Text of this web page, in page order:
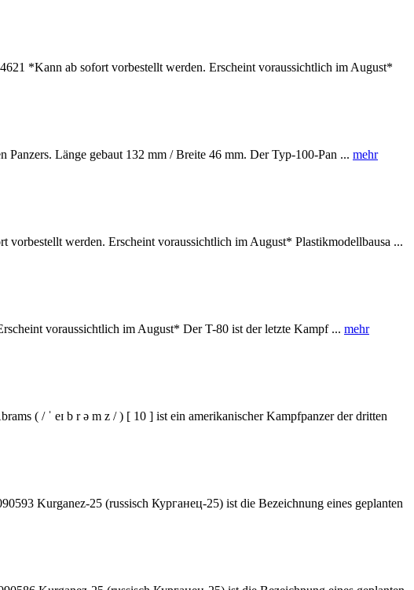
*Kann ab sofort vorbestellt werden. Erscheint voraussichtlich im August*
Länge gebaut 132 mm / Breite 46 mm. Der Typ-100-Pan ... mehr
werden. Erscheint voraussichtlich im August* Plastikmodellbausa ...
voraussichtlich im August* Der T-80 ist der letzte Kampf ... mehr
( / ˈ eɪ b r ə m z / ) [ 10 ] ist ein amerikanischer Kampfpanzer der dritten
Kurganez-25 (russisch Курганец-25) ist die Bezeichnung eines geplanten